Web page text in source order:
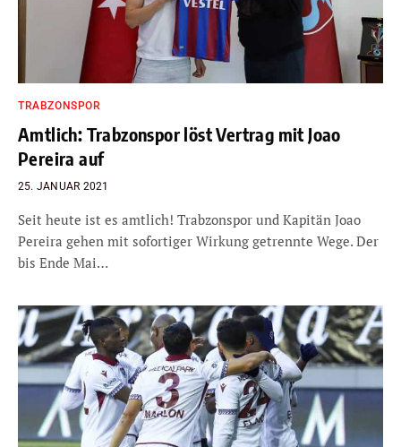
TRABZONSPOR
Amtlich: Trabzonspor löst Vertrag mit Joao
Pereira auf
25. JANUAR 2021
Seit heute ist es amtlich! Trabzonspor und Kapitän Joao
Pereira gehen mit sofortiger Wirkung getrennte Wege. Der
bis Ende Mai…